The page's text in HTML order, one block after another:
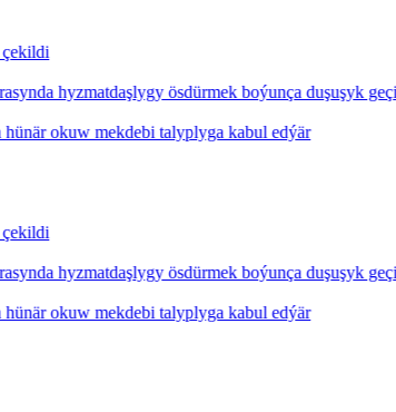
hyzmatdaşlygy ösdürmek boýunça duşuşyk geçirildi
okuw mekdebi talyplyga kabul edýär
hyzmatdaşlygy ösdürmek boýunça duşuşyk geçirildi
okuw mekdebi talyplyga kabul edýär